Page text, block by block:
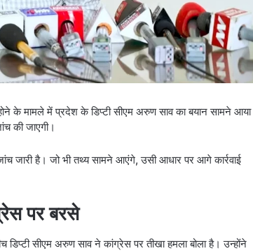
के मामले में प्रदेश के डिप्टी सीएम अरुण साव का बयान सामने आया
की जाएगी।
जारी है। जो भी तथ्य सामने आएंगे, उसी आधार पर आगे कार्रवाई
पर बरसे
डिप्टी सीएम अरुण साव ने कांग्रेस पर तीखा हमला बोला है। उन्होंने